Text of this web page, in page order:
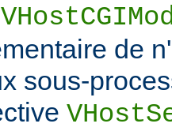
de
sous-